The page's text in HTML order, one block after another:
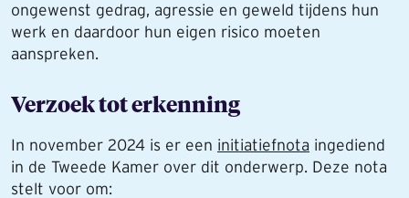
ongewenst gedrag, agressie en geweld tijdens hun
werk en daardoor hun eigen risico moeten
aanspreken.
Verzoek tot erkenning
In november 2024 is er een initiatiefnota ingediend
in de Tweede Kamer over dit onderwerp. Deze nota
stelt voor om: